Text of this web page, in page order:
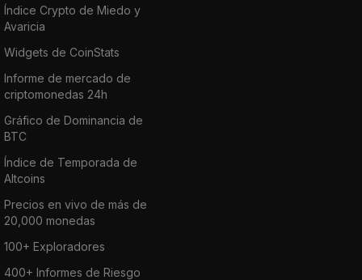
Índice Crypto de Miedo y
Avaricia
Widgets de CoinStats
Informe de mercado de
criptomonedas 24h
Gráfico de Dominancia de
BTC
Índice de Temporada de
Altcoins
Precios en vivo de más de
20,000 monedas
100+ Exploradores
400+ Informes de Riesgo